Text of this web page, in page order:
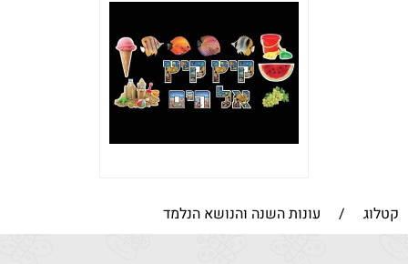
קטלוג / עונות השנה והנושא הנלמד